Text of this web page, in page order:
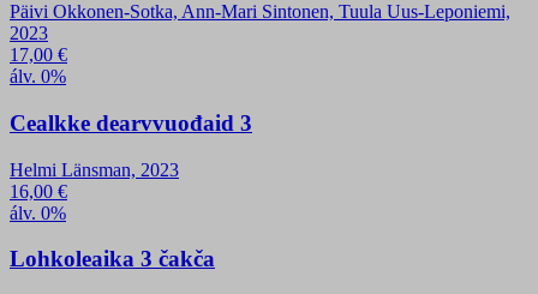
Päivi Okkonen-Sotka, Ann-Mari Sintonen, Tuula Uus-Leponiemi,
2023
17,00 €
álv. 0%
Cealkke dearvvuođaid 3
Helmi Länsman, 2023
16,00 €
álv. 0%
Lohkoleaika 3 čakča